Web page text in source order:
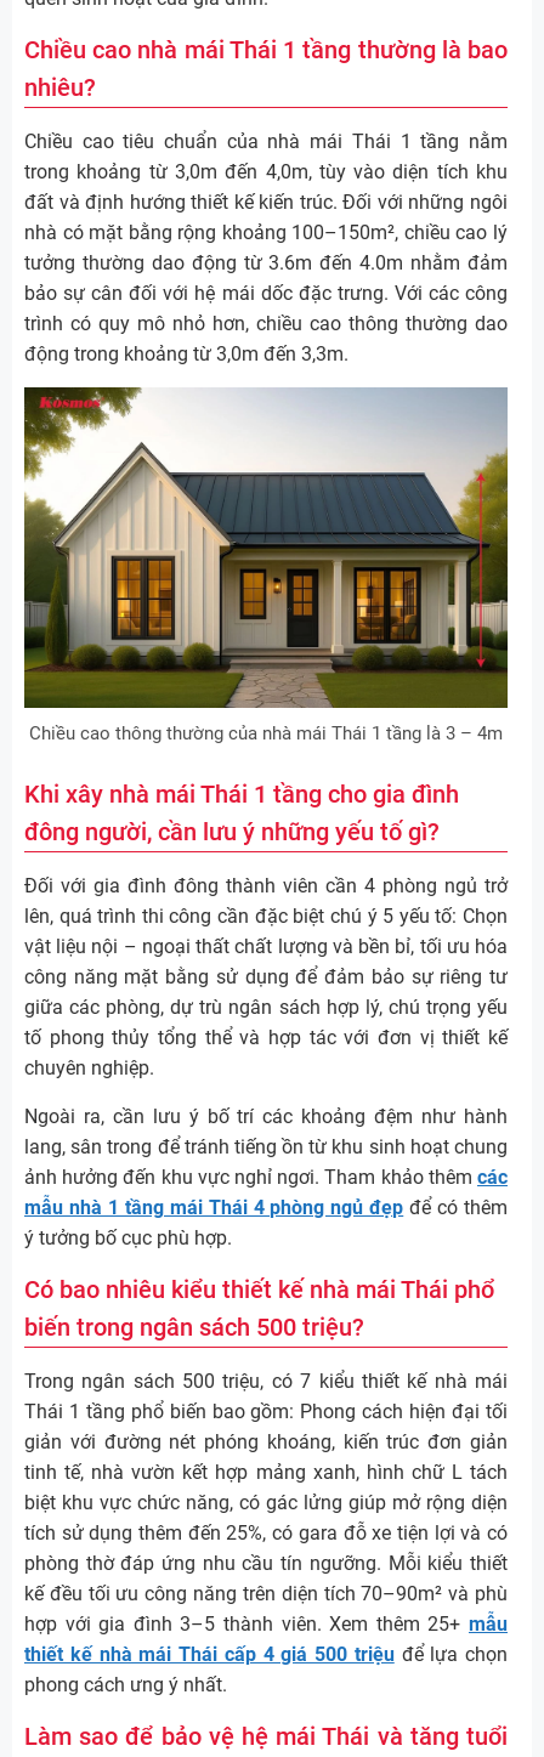
Chiều cao nhà mái Thái 1 tầng thường là bao
nhiêu?
Chiều cao tiêu chuẩn của nhà mái Thái 1 tầng nằm
trong khoảng từ 3,0m đến 4,0m, tùy vào diện tích khu
đất và định hướng thiết kế kiến trúc. Đối với những ngôi
nhà có mặt bằng rộng khoảng 100–150m², chiều cao lý
tưởng thường dao động từ 3.6m đến 4.0m nhằm đảm
bảo sự cân đối với hệ mái dốc đặc trưng. Với các công
trình có quy mô nhỏ hơn, chiều cao thông thường dao
động trong khoảng từ 3,0m đến 3,3m.
Chiều cao thông thường của nhà mái Thái 1 tầng là 3 – 4m
Khi xây nhà mái Thái 1 tầng cho gia đình
đông người, cần lưu ý những yếu tố gì?
Đối với gia đình đông thành viên cần 4 phòng ngủ trở
lên, quá trình thi công cần đặc biệt chú ý 5 yếu tố: Chọn
vật liệu nội – ngoại thất chất lượng và bền bỉ, tối ưu hóa
công năng mặt bằng sử dụng để đảm bảo sự riêng tư
giữa các phòng, dự trù ngân sách hợp lý, chú trọng yếu
tố phong thủy tổng thể và hợp tác với đơn vị thiết kế
chuyên nghiệp.
Ngoài ra, cần lưu ý bố trí các khoảng đệm như hành
lang, sân trong để tránh tiếng ồn từ khu sinh hoạt chung
ảnh hưởng đến khu vực nghỉ ngơi. Tham khảo thêm các
mẫu nhà 1 tầng mái Thái 4 phòng ngủ đẹp để có thêm
ý tưởng bố cục phù hợp.
Có bao nhiêu kiểu thiết kế nhà mái Thái phổ
biến trong ngân sách 500 triệu?
Trong ngân sách 500 triệu, có 7 kiểu thiết kế nhà mái
Thái 1 tầng phổ biến bao gồm: Phong cách hiện đại tối
giản với đường nét phóng khoáng, kiến trúc đơn giản
tinh tế, nhà vườn kết hợp mảng xanh, hình chữ L tách
biệt khu vực chức năng, có gác lửng giúp mở rộng diện
tích sử dụng thêm đến 25%, có gara đỗ xe tiện lợi và có
phòng thờ đáp ứng nhu cầu tín ngưỡng. Mỗi kiểu thiết
kế đều tối ưu công năng trên diện tích 70–90m² và phù
hợp với gia đình 3–5 thành viên. Xem thêm 25+ mẫu
thiết kế nhà mái Thái cấp 4 giá 500 triệuđể lựa chọn
phong cách ưng ý nhất.
Làm sao để bảo vệ hệ mái Thái và tăng tuổi